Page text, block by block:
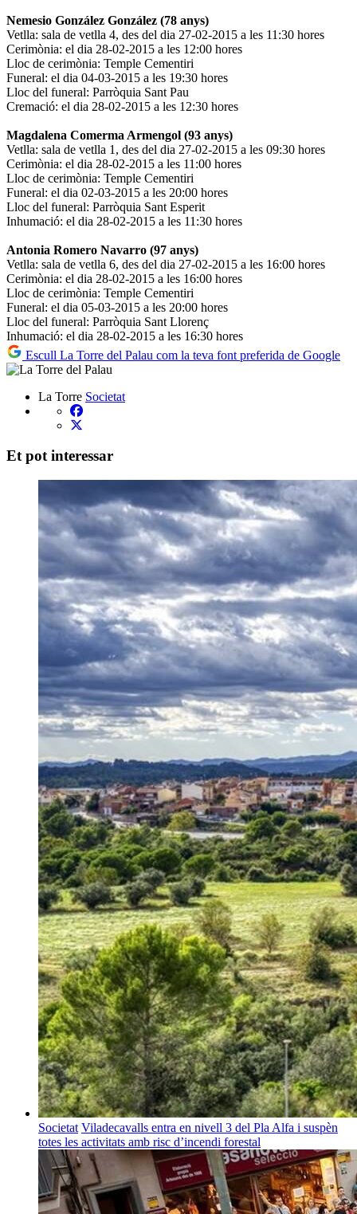
Nemesio González González (78 anys)
Vetlla: sala de vetlla 4, des del dia 27-02-2015 a les 11:30 hores
Cerimònia: el dia 28-02-2015 a les 12:00 hores
Lloc de cerimònia: Temple Cementiri
Funeral: el dia 04-03-2015 a les 19:30 hores
Lloc del funeral: Parròquia Sant Pau
Cremació: el dia 28-02-2015 a les 12:30 hores
Magdalena Comerma Armengol (93 anys)
Vetlla: sala de vetlla 1, des del dia 27-02-2015 a les 09:30 hores
Cerimònia: el dia 28-02-2015 a les 11:00 hores
Lloc de cerimònia: Temple Cementiri
Funeral: el dia 02-03-2015 a les 20:00 hores
Lloc del funeral: Parròquia Sant Esperit
Inhumació: el dia 28-02-2015 a les 11:30 hores
Antonia Romero Navarro (97 anys)
Vetlla: sala de vetlla 6, des del dia 27-02-2015 a les 16:00 hores
Cerimònia: el dia 28-02-2015 a les 16:00 hores
Lloc de cerimònia: Temple Cementiri
Funeral: el dia 05-03-2015 a les 20:00 hores
Lloc del funeral: Parròquia Sant Llorenç
Inhumació: el dia 28-02-2015 a les 16:30 hores
Escull La Torre del Palau com la teva font preferida de Google
La Torre Societat
Et pot interessar
Societat Viladecavalls entra en nivell 3 del Pla Alfa i suspèn
totes les activitats amb risc d’incendi forestal